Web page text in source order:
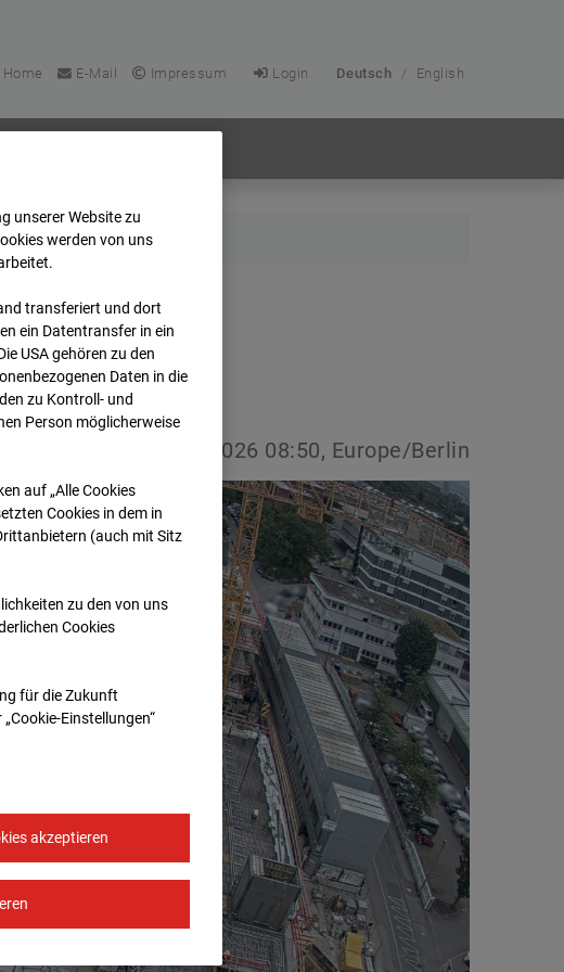
Home E-Mail Impressum Login Deutsch / English
08.07.2026 08:50, Europe/Berlin
unserer Website zu
werden von uns
transferiert und dort
ein Datentransfer in ein
USA gehören zu den
Daten in die
zu Kontroll- und
Person möglicherweise
auf „Alle Cookies
Cookies in dem in
(auch mit Sitz
zu den von uns
Cookies
für die Zukunft
Einstellungen“
akzeptieren